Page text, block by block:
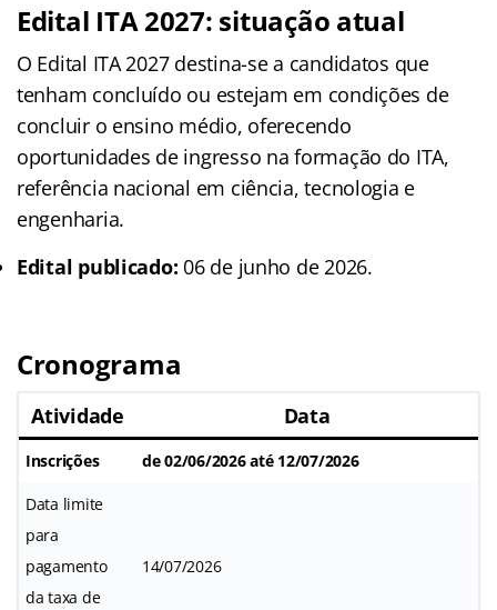
Edital ITA 2027: situação atual
O Edital ITA 2027 destina-se a candidatos que
tenham concluído ou estejam em condições de
concluir o ensino médio, oferecendo
oportunidades de ingresso na formação do ITA,
referência nacional em ciência, tecnologia e
engenharia.
Edital publicado: 06 de junho de 2026.
Cronograma
Atividade Data
Inscrições de 02/06/2026 até 12/07/2026
Data limite
para
pagamento
da taxa de
14/07/2026